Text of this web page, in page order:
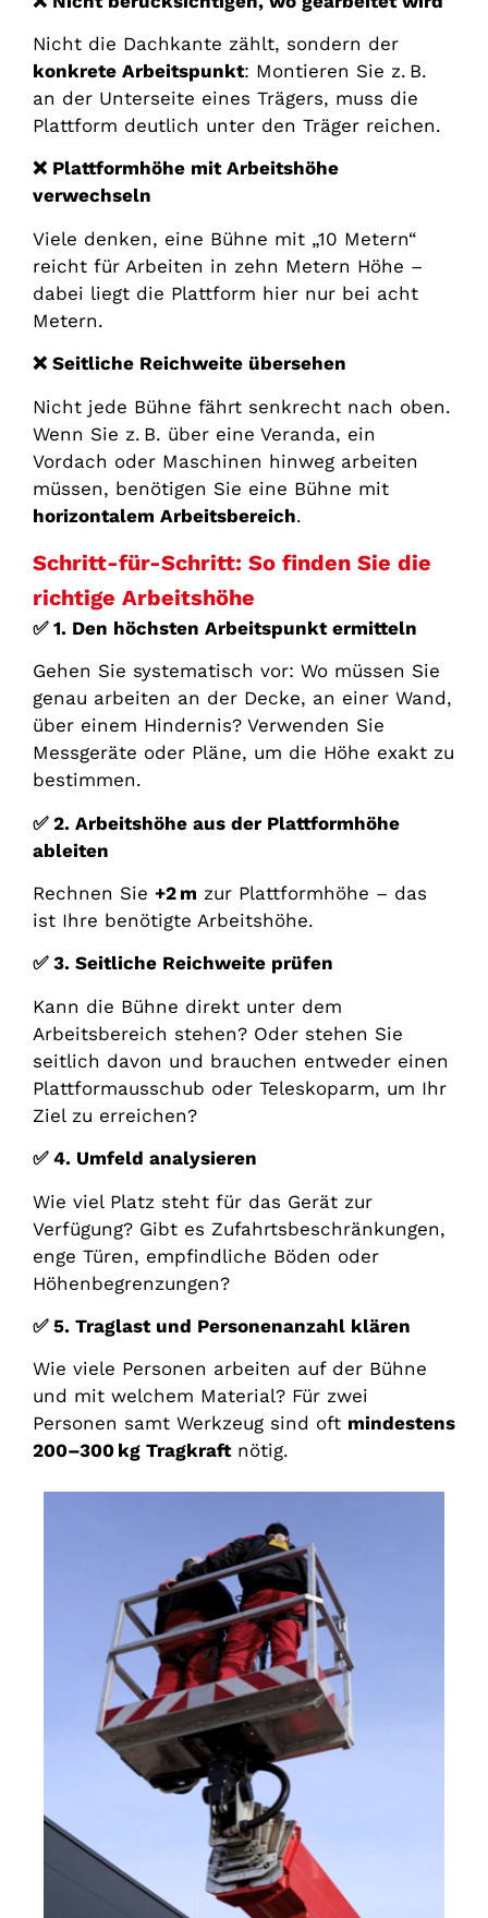
Nicht die Dachkante zählt, sondern der
konkrete Arbeitspunkt: Montieren Sie z. B.
an der Unterseite eines Trägers, muss die
Plattform deutlich unter den Träger reichen.
❌ Plattformhöhe mit Arbeitshöhe
verwechseln
Viele denken, eine Bühne mit „10 Metern“
reicht für Arbeiten in zehn Metern Höhe –
dabei liegt die Plattform hier nur bei acht
Metern.
❌ Seitliche Reichweite übersehen
Nicht jede Bühne fährt senkrecht nach oben.
Wenn Sie z. B. über eine Veranda, ein
Vordach oder Maschinen hinweg arbeiten
müssen, benötigen Sie eine Bühne mit
horizontalem Arbeitsbereich.
Schritt-für-Schritt: So finden Sie die
richtige Arbeitshöhe
✅1. Den höchsten Arbeitspunkt ermitteln
Gehen Sie systematisch vor: Wo müssen Sie
genau arbeiten an der Decke, an einer Wand,
über einem Hindernis? Verwenden Sie
Messgeräte oder Pläne, um die Höhe exakt zu
bestimmen.
✅2. Arbeitshöhe aus der Plattformhöhe
ableiten
Rechnen Sie +2 m zur Plattformhöhe – das
ist Ihre benötigte Arbeitshöhe.
✅3. Seitliche Reichweite prüfen
Kann die Bühne direkt unter dem
Arbeitsbereich stehen? Oder stehen Sie
seitlich davon und brauchen entweder einen
Plattformausschub oder Teleskoparm, um Ihr
Ziel zu erreichen?
✅4. Umfeld analysieren
Wie viel Platz steht für das Gerät zur
Verfügung? Gibt es Zufahrtsbeschränkungen,
enge Türen, empfindliche Böden oder
Höhenbegrenzungen?
✅5. Traglast und Personenanzahl klären
Wie viele Personen arbeiten auf der Bühne
und mit welchem Material? Für zwei
Personen samt Werkzeug sind oft mindestens
200–300 kg Tragkraftnötig.